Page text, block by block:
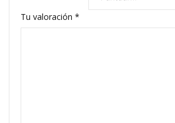
Tu valoración *